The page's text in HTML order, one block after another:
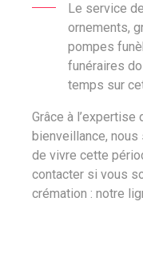
Le service
ornements,
pompes
funéraires
temps sur
Grâce à
bienveillance,
de vivre cette
contacter si vous
crémation : notre